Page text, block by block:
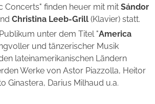
Concerts" finden heuer mit mitSándor
Christina Leeb-Grill(Klavier) statt.
unter dem Titel "America
und tänzerischer Musik
lateinamerikanischen Ländern
Werke von Astor Piazzolla, Heitor
Ginastera, Darius Milhaud u.a.